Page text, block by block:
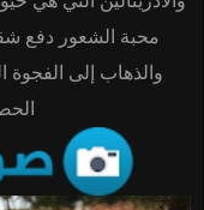
محبة الشعور دفع
والذهاب إلى الفجوة